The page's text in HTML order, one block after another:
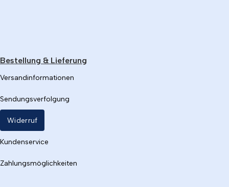
Bestellung & Lieferung
Versandinformationen
Sendungsverfolgung
Widerruf
Kundenservice
Zahlungsmöglichkeiten